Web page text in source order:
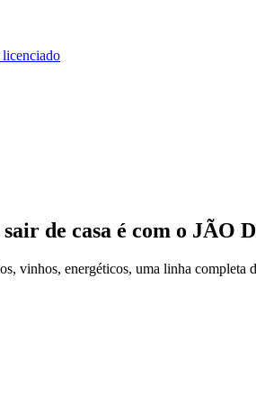
licenciado
sair de casa é com o JÃO
vinhos, energéticos, uma linha